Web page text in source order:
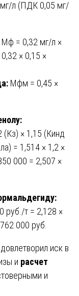
л (ПДК 0,05 мг/
Мф = 0,32 мг/л ×
× 0,15 ×
Мфм = 0,45 ×
(Кз) × 1,15 (Кинд
= 1,514 × 1,2 ×
000 = 2,507 ×
руб./т = 2,128 ×
000 руб.
иск в
и расчет
и